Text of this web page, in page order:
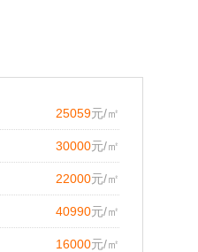
25059元/㎡
30000元/㎡
22000元/㎡
40990元/㎡
16000元/㎡